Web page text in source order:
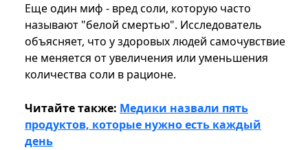
Еще один миф - вред соли, которую часто
называют "белой смертью". Исследователь
объясняет, что у здоровых людей самочувствие
не меняется от увеличения или уменьшения
количества соли в рационе.
Читайте также: Медики назвали пять
продуктов, которые нужно есть каждый
день